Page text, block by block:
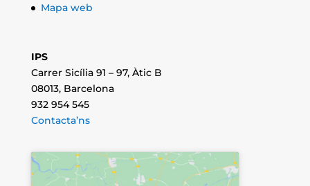
Mapa web
IPS
Carrer Sicília 91 – 97, Àtic B
08013, Barcelona
932 954 545
Contacta’ns